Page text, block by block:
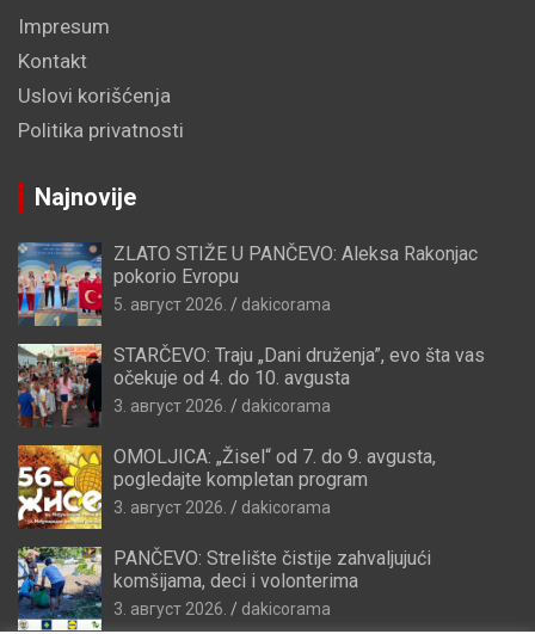
Impresum
Kontakt
Uslovi korišćenja
Politika privatnosti
Najnovije
ZLATO STIŽE U PANČEVO: Aleksa Rakonjac
pokorio Evropu
5. август 2026. dakicorama
STARČEVO: Traju „Dani druženja”, evo šta vas
očekuje od 4. do 10. avgusta
3. август 2026. dakicorama
OMOLJICA: „Žisel“ od 7. do 9. avgusta,
pogledajte kompletan program
3. август 2026. dakicorama
PANČEVO: Strelište čistije zahvaljujući
komšijama, deci i volonterima
3. август 2026. dakicorama